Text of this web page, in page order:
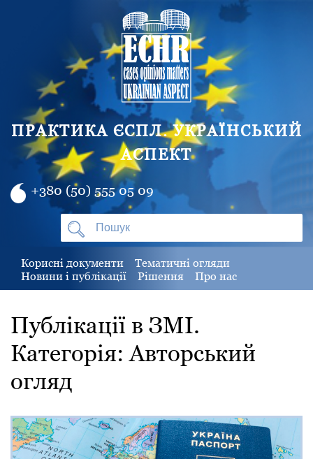
ПРАКТИКА ЄСПЛ. УКРАЇНСЬКИЙ
АСПЕКТ
+380 (50) 555 05 09
Корисні документи
Тематичні огляди
Новини і публікації
Рішення Про нас
Публікації в ЗМІ.
Категорія: Авторський
огляд